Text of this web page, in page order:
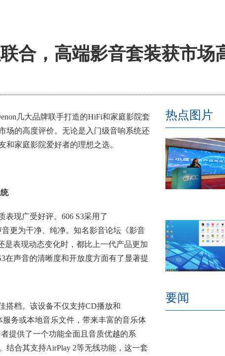
合，高端影音套装获市场
几大品牌联手打造的HiFi和家庭影院套
场的高度评价。无论是入门级音响系统还
家庭影院爱好者的理想之选。
表现广受好评。606 S3采用了
更为干净、纯净。知名影音论坛《影音
是表现动态变化时，都比上一代产品更加
在声音的清晰度和开放度方面有了显著提
搭档。该设备不仅支持CD播放和
务或本地音乐文件，带来丰富的音乐体
提供了一个功能全面且音质优越的系
结合其支持AirPlay 2等无线功能，这一套
热点图片
要闻